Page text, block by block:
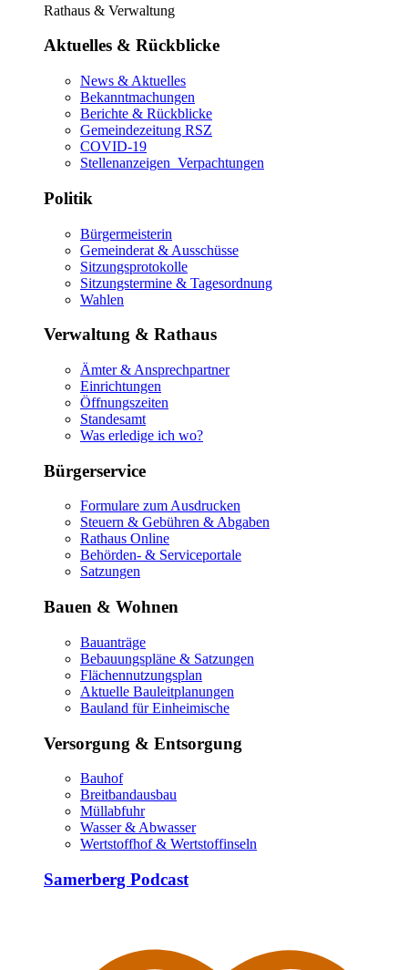
Rathaus & Verwaltung
Aktuelles & Rückblicke
News & Aktuelles
Bekanntmachungen
Berichte & Rückblicke
Gemeindezeitung RSZ
COVID-19
Stellenanzeigen_Verpachtungen
Politik
Bürgermeisterin
Gemeinderat & Ausschüsse
Sitzungsprotokolle
Sitzungstermine & Tagesordnung
Wahlen
Verwaltung & Rathaus
Ämter & Ansprechpartner
Einrichtungen
Öffnungszeiten
Standesamt
Was erledige ich wo?
Bürgerservice
Formulare zum Ausdrucken
Steuern & Gebühren & Abgaben
Rathaus Online
Behörden- & Serviceportale
Satzungen
Bauen & Wohnen
Bauanträge
Bebauungspläne & Satzungen
Flächennutzungsplan
Aktuelle Bauleitplanungen
Bauland für Einheimische
Versorgung & Entsorgung
Bauhof
Breitbandausbau
Müllabfuhr
Wasser & Abwasser
Wertstoffhof & Wertstoffinseln
Samerberg Podcast